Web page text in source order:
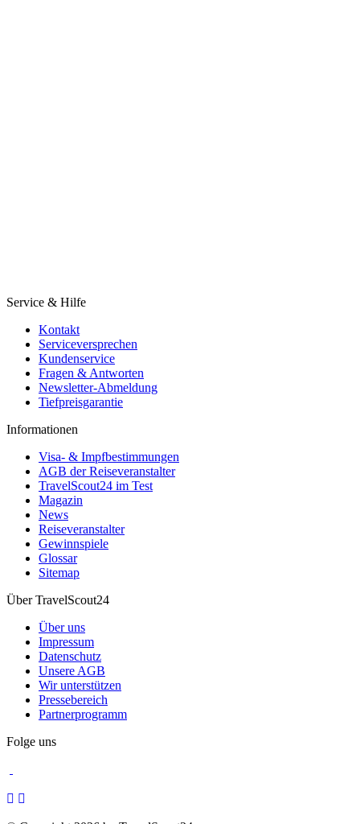
Service & Hilfe
Kontakt
Serviceversprechen
Kundenservice
Fragen & Antworten
Newsletter-Abmeldung
Tiefpreisgarantie
Informationen
Visa- & Impfbestimmungen
AGB der Reiseveranstalter
TravelScout24 im Test
Magazin
News
Reiseveranstalter
Gewinnspiele
Glossar
Sitemap
Über TravelScout24
Über uns
Impressum
Datenschutz
Unsere AGB
Wir unterstützen
Pressebereich
Partnerprogramm
Folge uns